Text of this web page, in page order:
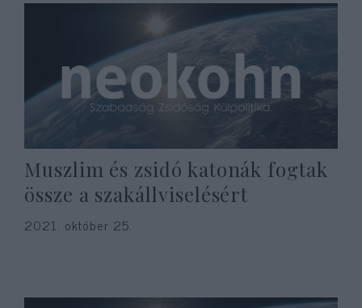
Muszlim és zsidó katonák fogtak
össze a szakállviselésért
2021. október 25.